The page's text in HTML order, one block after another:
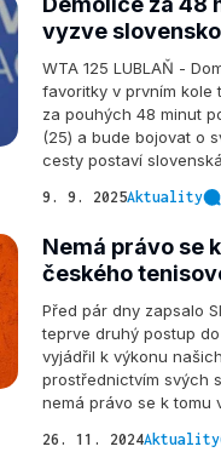
vyzve
WTA 125 LUBLAŇ -
favoritky v prvním kole
za pouhých 48 minut
(25) a bude bojovat o
cesty postaví
9. 9. 2025Aktuality
Nemá právo se
českého
Před pár dny zapsalo
teprve druhý postup
vyjádřil k výkonu
prostřednictvím svých
nemá právo se k tomu
26. 11. 2024Aktuality